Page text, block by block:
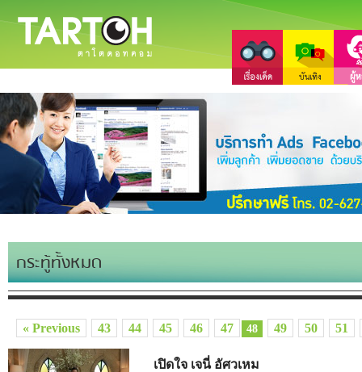
กระทู้ทั้งหมด
« Previous 43 44 45 46 47 48 49 50 51
เปิดใจ เจนี่ อัศวเหม